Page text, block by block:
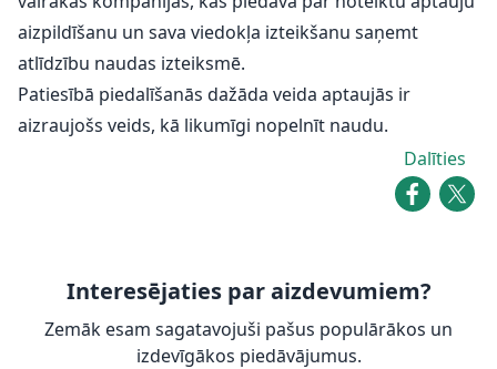
aizpildīšanu un sava viedokļa izteikšanu saņemt
atlīdzību naudas izteiksmē.
Patiesībā piedalīšanās dažāda veida aptaujās ir
aizraujošs veids, kā likumīgi nopelnīt naudu.
Dalīties
Interesējaties par aizdevumiem?
Zemāk esam sagatavojuši pašus populārākos un
izdevīgākos piedāvājumus.